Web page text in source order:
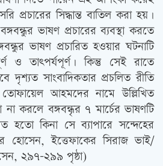
প্রচারের সিদ্ধান্ত বাতিল করা হয়।
ভাষণ প্রচারের ব্যবস্থা করতে
ভাষণ প্রচারিত হওয়ার ঘটনাটি
ও তাত্‍পর্যপূর্ণ। কিন্তু সেই রাতে
দৃশ্যত সাংবাদিকতার প্রচলিত রীতি
আহমদের নামে উল্লিখিত
না করলে বঙ্গবন্ধৃর ৭ মার্চের ভাষণটি
হতো কিনা সে ব্যাপারে সন্দেহের
ইত্তেফাকের সিরাজ ভাই/
২৯৭-২৯৯ পৃষ্ঠা)